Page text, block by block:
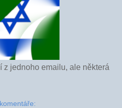
z jednoho emailu, ale některá